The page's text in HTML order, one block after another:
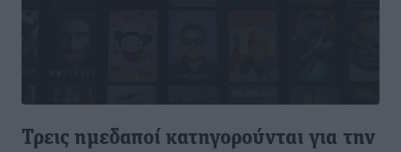
Τρεις ημεδαποί κατηγορούνται για την